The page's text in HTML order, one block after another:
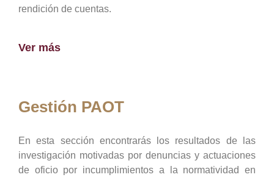
rendición de cuentas.
Ver más
Gestión PAOT
En esta sección encontrarás los resultados de las
investigación motivadas por denuncias y actuaciones
de oficio por incumplimientos a la normatividad en